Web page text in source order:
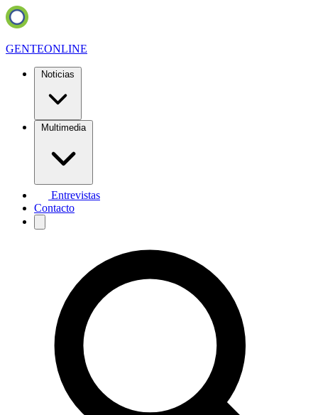
GENTEONLINE
Noticias
Multimedia
Entrevistas
Contacto